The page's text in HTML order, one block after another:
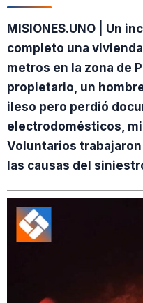
MISIONES.UNO | Un
completo una
metros en la zona de
propietario, un
ileso pero perdió
electrodomésticos,
Voluntarios
las causas del